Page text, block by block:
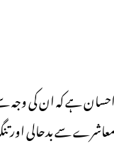
احسان ہے کہ ان کی
معاشرے سے بدحالی